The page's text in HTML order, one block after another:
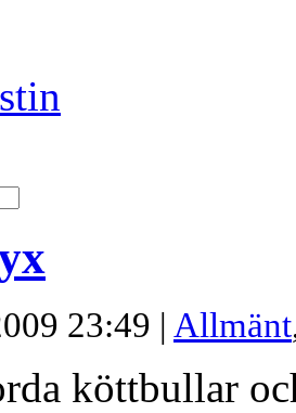
23:49 | Allmänt
köttbullar